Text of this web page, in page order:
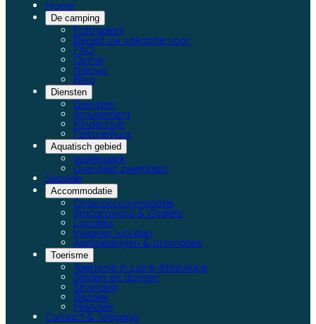
Home
De camping
Fotogalerij
Bereid uw vakantie voor
FAQ
Opinie
Nieuws
Blog
Diensten
Diensten
Amusement
Kinderclub
Fietsverhuur
Aquatisch gebied
Waterpark
Overdekt zwembad
Seaside
Accommodatie
Onze accommodatie
Stacaravans & Chalets
Locaties
Inwoner worden
Aanbiedingen & promoties
Toerisme
Toerisme in Loire-Atlantique
Steden en dorpen
Stranden
Bezoek
Markten
Contact & Toegang